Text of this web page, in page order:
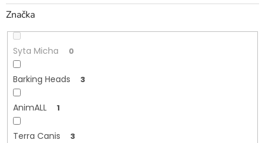
Značka
Syta Micha 0
Barking Heads 3
AnimALL 1
Terra Canis 3